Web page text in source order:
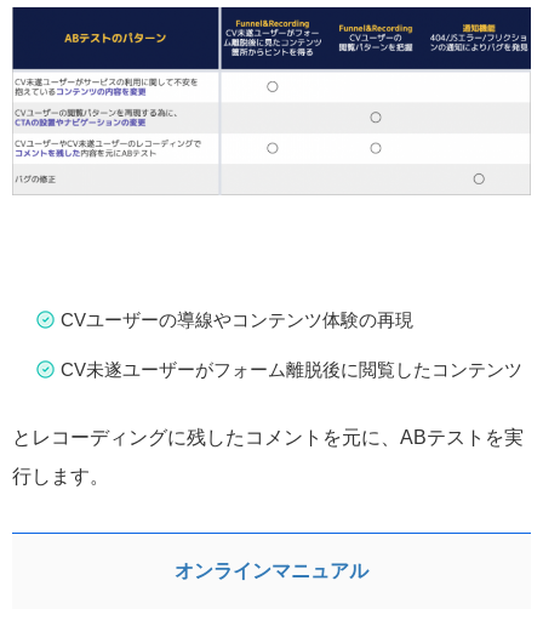
CVユーザーの導線やコンテンツ体験の再現
CV未遂ユーザーがフォーム離脱後に閲覧したコンテンツ
とレコーディングに残したコメントを元に、ABテストを実
行します。
オンラインマニュアル